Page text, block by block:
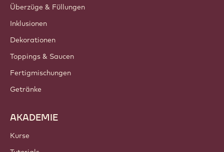
Überzüge & Füllungen
Inklusionen
Dekorationen
Toppings & Saucen
Fertigmischungen
Getränke
AKADEMIE
Kurse